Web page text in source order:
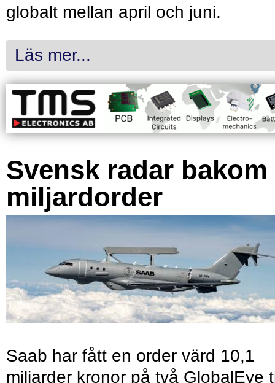
globalt mellan april och juni.
Läs mer...
Svensk radar bakom
miljardorder
Saab har fått en order värd 10,1
miljarder kronor på två GlobalEye